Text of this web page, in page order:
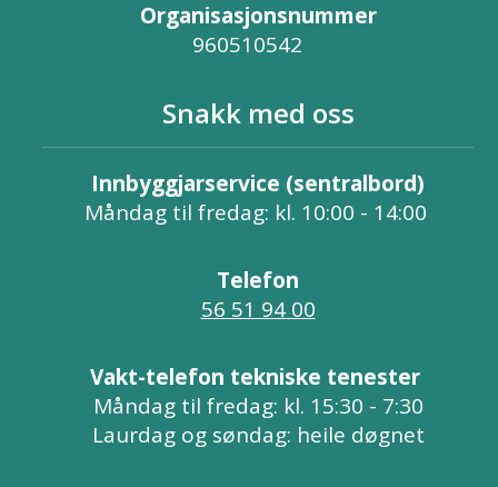
Organisasjonsnummer
960510542
Snakk med oss
Innbyggjarservice (sentralbord)
Måndag til fredag: kl. 10:00 - 14:00
Telefon
56 51 94 00
Vakt-telefon tekniske tenester
Måndag til fredag: kl. 15:30 - 7:30
Laurdag og søndag: heile døgnet